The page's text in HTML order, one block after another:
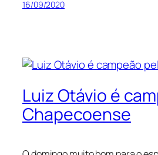
16/09/2020
Luiz Otávio é
Chapecoense